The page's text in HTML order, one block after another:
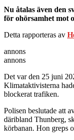
Nu åtalas även den
för ohörsamhet mot
Detta rapporteras av
annons
annons
Det var den 25 juni
Klimataktivisterna
blockerat trafiken.
Polisen beslutade att
däribland Thunberg,
körbanan. Hon greps